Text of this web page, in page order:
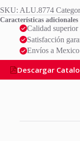
SKU: ALU.8774
Características adicionales
Calidad superior
Satisfacción
Envíos a
Descargar